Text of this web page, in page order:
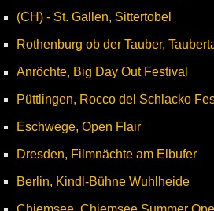
(CH) - St. Gallen, Sittertobel
Rothenburg ob der Tauber,
Anröchte, Big Day Out Festival
Püttlingen, Rocco del Schlacko
Eschwege, Open Flair
Dresden, Filmnächte am Elbufer
Berlin, Kindl-Bühne Wuhlheide